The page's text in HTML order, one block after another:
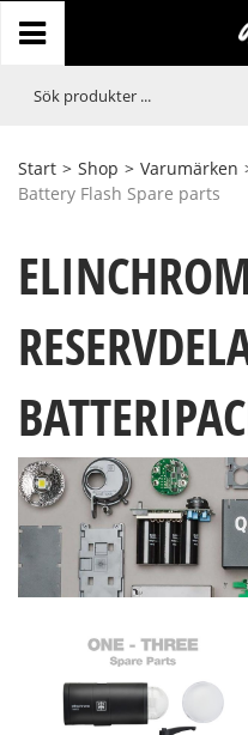
Start > Shop > Varumärken
Battery Flash Spare parts